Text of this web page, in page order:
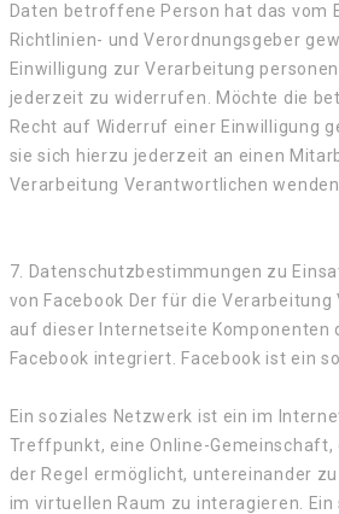
Daten betroffene Person hat das vom
Richtlinien- und Verordnungsgeber
Einwilligung zur Verarbeitung
jederzeit zu widerrufen. Möchte die
Recht auf Widerruf einer Einwilligung
sie sich hierzu jederzeit an einen
Verarbeitung Verantwortlichen wenden.
7. Datenschutzbestimmungen zu
von Facebook Der für die
auf dieser Internetseite Komponenten
Facebook integriert. Facebook ist ein
Ein soziales Netzwerk ist ein im
Treffpunkt, eine Online-Gemeinschaft,
der Regel ermöglicht, untereinander
im virtuellen Raum zu interagieren.